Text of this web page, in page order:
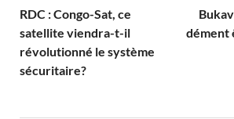
RDC : Congo-Sat, ce
satellite viendra-t-il
révolutionné le système
sécuritaire?
dément